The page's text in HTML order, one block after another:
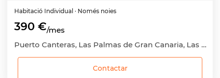
Habitació Individual · Només noies
390 €/mes
Puerto Canteras, Las Palmas de Gran Canaria, Las Palmas
Contactar